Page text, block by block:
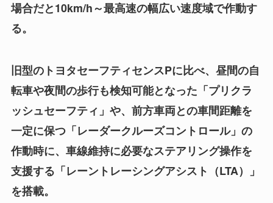
場合だと10km/h～最高速の幅広い速度域で作動す
る。
旧型のトヨタセーフティセンスPに比べ、昼間の自
転車や夜間の歩行も検知可能となった「プリクラ
ッシュセーフティ」や、前方車両との車間距離を
一定に保つ「レーダークルーズコントロール」の
作動時に、車線維持に必要なステアリング操作を
支援する「レーントレーシングアシスト（LTA）」
を搭載。